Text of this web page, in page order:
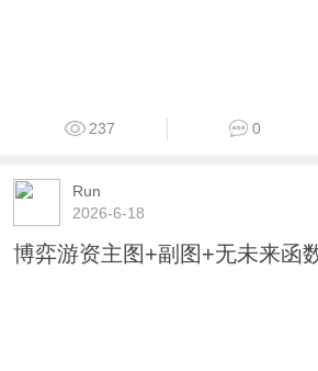
237 0
Run
2026-6-18
博弈游资主图+副图+无未来函